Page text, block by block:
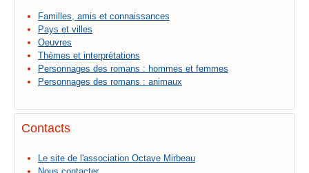
Familles, amis et connaissances
Pays et villes
Oeuvres
Thèmes et interprétations
Personnages des romans : hommes et femmes
Personnages des romans : animaux
Contacts
Le site de l'association Octave Mirbeau